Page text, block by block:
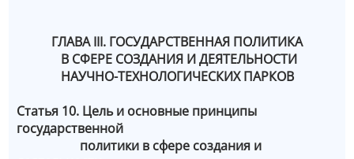
ГЛАВА III. ГОСУДАРСТВЕННАЯ ПОЛИТИКА
В СФЕРЕ СОЗДАНИЯ И ДЕЯТЕЛЬНОСТИ
НАУЧНО-ТЕХНОЛОГИЧЕСКИХ ПАРКОВ
Статья 10. Цель и основные принципы
государственной
политики в сфере создания и